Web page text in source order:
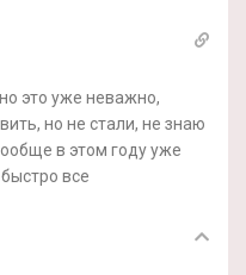
это уже неважно,
но не стали, не знаю
в этом году уже
все